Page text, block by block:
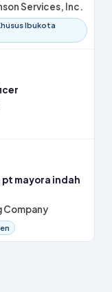
Services, Inc.
Ibukota
mayora indah
Company